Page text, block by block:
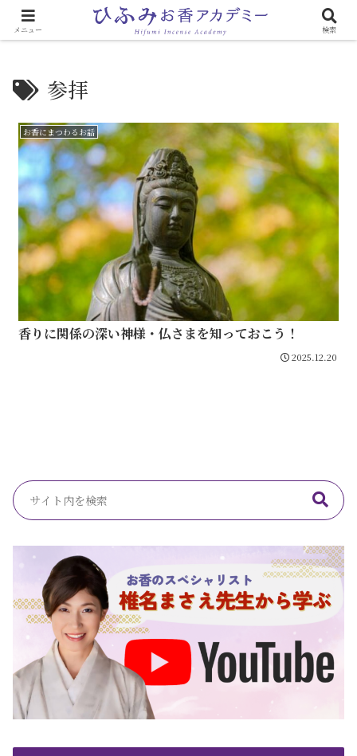
心と体に効く「お香のある生活」
参拝
お香にまつわるお話
香りに関係の深い神様・仏さまを知っておこう！
2025.12.20
メニュー 検索